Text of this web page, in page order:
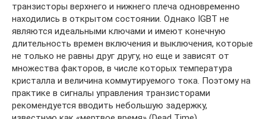
транзисторы верхнего и нижнего плеча одновременно
находились в открытом состоянии. Однако IGBT не
являются идеальными ключами и имеют конечную
длительность времен включения и выключения, которые
не только не равны друг другу, но еще и зависят от
множества факторов, в числе которых температура
кристалла и величина коммутируемого тока. Поэтому на
практике в сигналы управления транзисторами
рекомендуется вводить небольшую задержку,